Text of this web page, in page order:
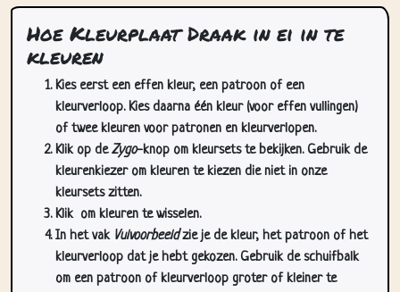
Hoe Kleurplaat Draak in ei in te
kleuren
Kies eerst een effen kleur, een patroon of een
kleurverloop. Kies daarna één kleur (voor effen vullingen)
of twee kleuren voor patronen en kleurverlopen.
Klik op deZygo-knop om kleursets te bekijken. Gebruik de
kleurenkiezer om kleuren te kiezen die niet in onze
kleursets zitten.
Klik om kleuren te wisselen.
In het vak Vulvoorbeeldzie je de kleur, het patroon of het
kleurverloop dat je hebt gekozen. Gebruik de schuifbalk
om een patroon of kleurverloop groter of kleiner te